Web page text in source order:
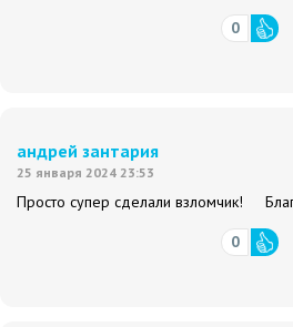
0
андрей зантария
25 января 2024 23:53
Просто супер сделали взломчик!
0